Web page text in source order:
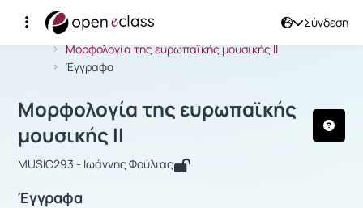
Σύνδεση
Αρχική Σελίδα
Μορφολογία της ευρωπαϊκής μουσικής ΙΙ
Έγγραφα
Μάθημα : Μορφολογία της
Μορφολογία της ευρωπαϊκής
μουσικής ΙΙ
MUSIC293 - Ιωάννης Φούλιας
Έγγραφα